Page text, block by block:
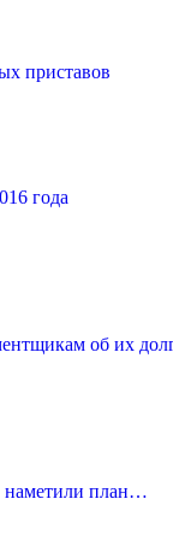
приставов
года
об их
наметили план…